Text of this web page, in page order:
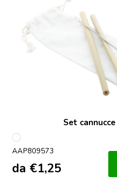
Set
multicolore
AAP809573
da €1,25